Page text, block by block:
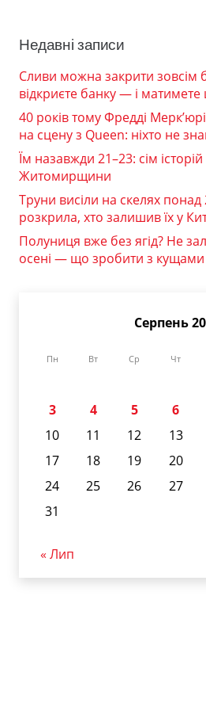
Недавні записи
Сливи можна закрити зовсім
відкриєте банку — і матимете
40 років тому Фредді
на сцену з Queen: ніхто не
Їм назавжди 21–23: сім
Житомирщини
Труни висіли на скелях понад
розкрила, хто залишив їх у
Полуниця вже без ягід? Не
осені — що зробити з кущами
Серпень
Пн Вт Ср Чт
3
4 5 6
10
11 12 13
17
18 19 20
24
25 26 27
31
« Лип